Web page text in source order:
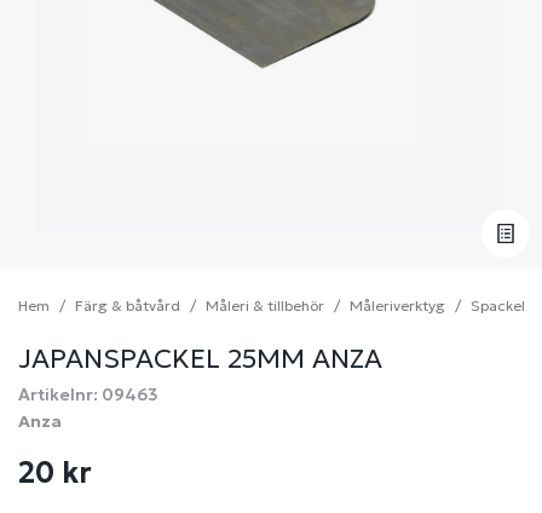
Hem Färg & båtvård Måleri & tillbehör Måleriverktyg
JAPANSPACKEL 25MM ANZA
Artikelnr: 09463
Anza
20 kr